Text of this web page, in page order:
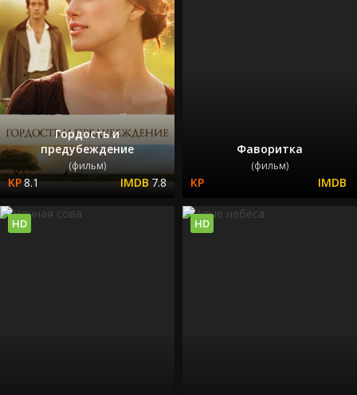
Гордость и
предубеждение
(фильм)
8.1 7.8
Фаворитка
(фильм)
HD HD